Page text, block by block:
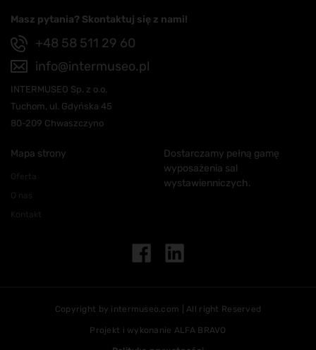
Masz pytania? Skontaktuj się z nami!
+48 58 511 29 60
info@intermuseo.pl
INTERMUSEO Sp. z o.o.
Tuchom, ul. Gdyńska 45
80-209 Chwaszczyno
Mapa strony
Dostarczamy pełną gamę
wyposażenia sal
wystawienniczych.
Copyright by intermuseo.com | All right Reserved
Projekt i wykonanie ALFA BRAVO